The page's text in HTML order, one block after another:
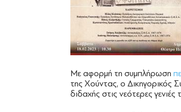
Με αφορμή τη συμπλήρωση
της Xούντας, ο Δικηγορικός
διδαχής στις νεότερες